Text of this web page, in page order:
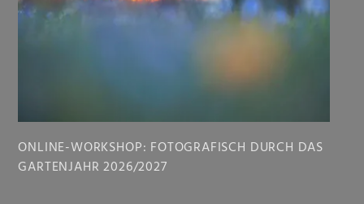
ONLINE-WORKSHOP: FOTOGRAFISCH DURCH DAS
GARTENJAHR 2026/2027